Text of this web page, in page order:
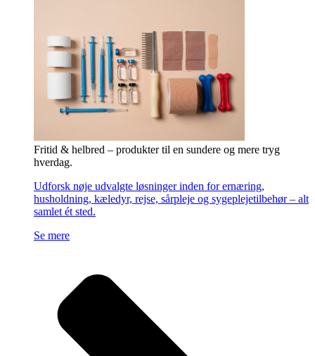
Fritid & helbred – produkter til en sundere og mere tryg
hverdag.
Udforsk nøje udvalgte løsninger inden for ernæring,
husholdning, kæledyr, rejse, sårpleje og sygeplejetilbehør – alt
samlet ét sted.
Se mere